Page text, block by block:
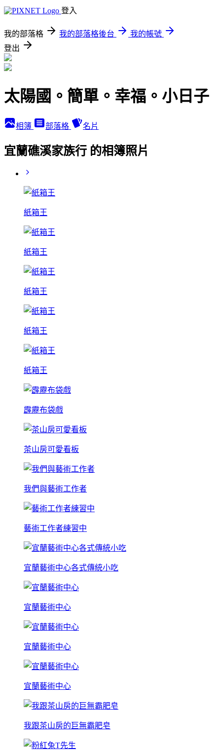
登入
我的部落格 我的部落格後台
我的帳號
登出
太陽國。簡單。幸福。小日子
相簿 部落格 名片
宜蘭礁溪家族行 的相簿照片
紙箱王
紙箱王
紙箱王
紙箱王
紙箱王
霹靂布袋戲
茶山房可愛看板
我們與藝術工作者
藝術工作者練習中
宜蘭藝術中心各式傳統小吃
宜蘭藝術中心
宜蘭藝術中心
宜蘭藝術中心
我跟茶山房的巨無霸肥皂